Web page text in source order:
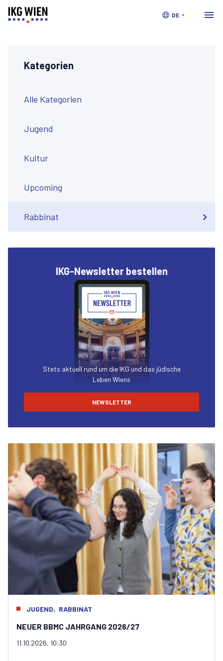
DE
Kategorien
Alle Kategorien
Jugend
Kultur
Upcoming
Rabbinat
IKG-Newsletter bestellen
Stets aktuell rund um die IKG und das jüdische
Leben Wiens
NEWSLETTER
JUGEND, RABBINAT
NEUER BBMC JAHRGANG 2026/27
11.10.2026, 10:30